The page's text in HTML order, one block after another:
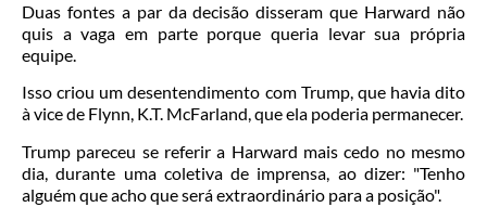
Duas fontes a par da decisão disseram que Harward não
quis a vaga em parte porque queria levar sua própria
equipe.
Isso criou um desentendimento com Trump, que havia dito
à vice de Flynn, K.T. McFarland, que ela poderia permanecer.
Trump pareceu se referir a Harward mais cedo no mesmo
dia, durante uma coletiva de imprensa, ao dizer: "Tenho
alguém que acho que será extraordinário para a posição".